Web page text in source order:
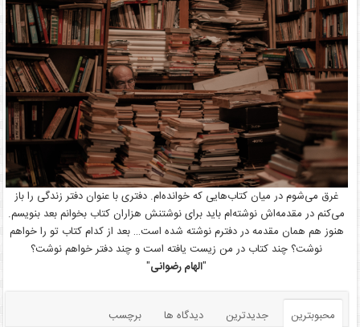
غرق می‌شوم در میان کتاب‌هایی که خوانده‌ام. دفتری با عنوان دفتر زندگی را باز
می‌کنم در مقدمه‌اش نوشته‌ام باید برای نوشتنش هزاران کتاب بخوانم بعد بنویسم.
هنوز هم همان مقدمه در دفترم نوشته شده است… بعد از کدام کتاب تو را خواهم
نوشت؟ چند کتاب در من زیست یافته است و چند دفتر خواهم نوشت؟
"الهام رضوانی"
محبوبترین جدیدترین دیدگاه ها
برچسب